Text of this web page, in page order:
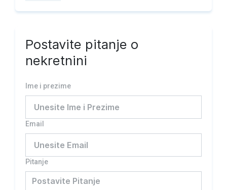
Postavite pitanje o
nekretnini
Ime i prezime
Email
Pitanje